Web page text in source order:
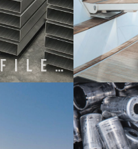
ALUMINUM PROFILE ITALY